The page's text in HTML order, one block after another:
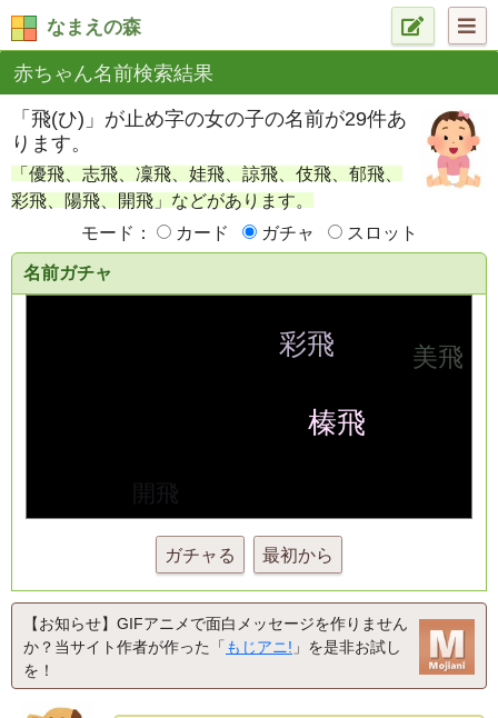
なまえの森
赤ちゃん名前検索結果
「飛(ひ)」が止め字の女の子の名前が29件あ
ります。
「優飛、志飛、凜飛、娃飛、諒飛、伎飛、郁飛、
彩飛、陽飛、開飛」などがあります。
モード：
カード ガチャ スロット
名前ガチャ
ガチャる 最初から
【お知らせ】GIFアニメで面白メッセージを作りません
か？当サイト作者が作った「もじアニ! 」を是非お試し
を！